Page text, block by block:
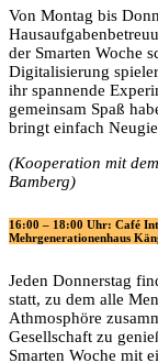
Von Montag bis
der Smarten Woche
Digitalisierung
ihr spannende
gemeinsam Spaß
bringt einfach
(Kooperation mit
Bamberg)
16:00 – 18:00 Uhr: Café
Mehrgenerationenhaus
Jeden Donnerstag
statt, zu dem alle
Athmosphöre
Gesellschaft zu
Smarten Woche mit